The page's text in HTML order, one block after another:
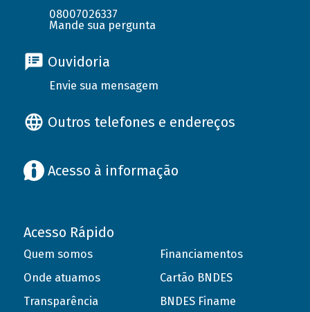
08007026337
Mande sua pergunta
Ouvidoria
Envie sua mensagem
Outros telefones e endereços
Acesso à informação
Acesso Rápido
Quem somos
Onde atuamos
Transparência
Financiamentos
Cartão BNDES
BNDES Finame